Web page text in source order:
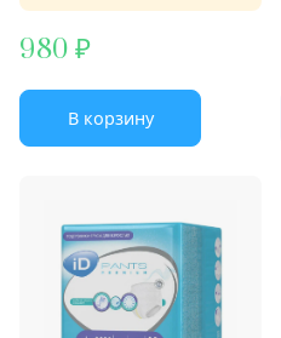
980
В корзину